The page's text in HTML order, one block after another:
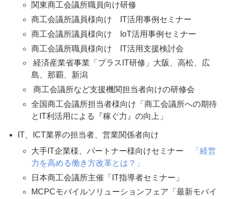
関東商工会議所職員向け研修
商工会議所議員様向け IT活用事例セミナー
商工会議所議員様向け IoT活用事例セミナー
商工会議所職員様向け IT活用支援検討会
経済産業省事業「プラスIT研修」大阪、高松、広
島、那覇、新潟
商工会議所など支援機関担当者向けの研修会
全国商工会議所担当者様向け「商工会議所への期待
とIT利活用による『稼ぐ力』の向上」
IT、ICT業界の担当者、営業関係者向け
大手IT企業様、パートナー様向けセミナー
「経営
力を高める働き方改革とは？」
日本商工会議所主催「IT指導者セミナー」
MCPCモバイルソリューションフェア「最新モバイ